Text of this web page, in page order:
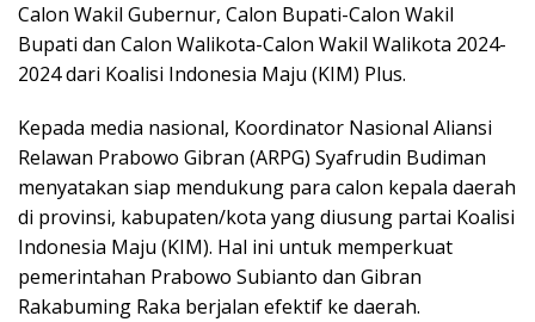
Calon Wakil Gubernur, Calon Bupati-Calon Wakil
Bupati dan Calon Walikota-Calon Wakil Walikota 2024-
2024 dari Koalisi Indonesia Maju (KIM) Plus.
Kepada media nasional, Koordinator Nasional Aliansi
Relawan Prabowo Gibran (ARPG) Syafrudin Budiman
menyatakan siap mendukung para calon kepala daerah
di provinsi, kabupaten/kota yang diusung partai Koalisi
Indonesia Maju (KIM). Hal ini untuk memperkuat
pemerintahan Prabowo Subianto dan Gibran
Rakabuming Raka berjalan efektif ke daerah.